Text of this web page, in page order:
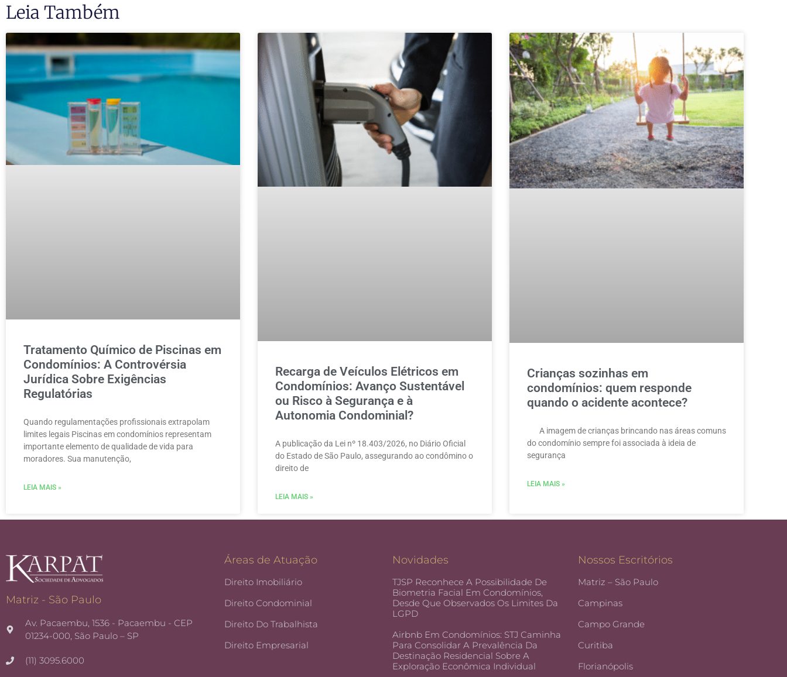
Leia Também
Tratamento Químico de Piscinas em
Condomínios: A Controvérsia
Jurídica Sobre Exigências
Regulatórias
Quando regulamentações profissionais extrapolam
limites legais Piscinas em condomínios representam
importante elemento de qualidade de vida para
moradores. Sua manutenção,
LEIA MAIS »
Recarga de Veículos Elétricos em
Condomínios: Avanço Sustentável
ou Risco à Segurança e à
Autonomia Condominial?
A publicação da Lei nº 18.403/2026, no Diário Oficial
do Estado de São Paulo, assegurando ao condômino o
direito de
LEIA MAIS »
Crianças sozinhas em
condomínios: quem responde
quando o acidente acontece?
A imagem de crianças brincando nas áreas comuns
do condomínio sempre foi associada à ideia de
segurança
LEIA MAIS »
Matriz - São Paulo
Av. Pacaembu, 1536 - Pacaembu - CEP
01234-000, São Paulo – SP
(11) 3095.6000
Áreas de Atuação
Direito Imobiliário
Direito Condominial
Direito Do Trabalhista
Direito Empresarial
Novidades
TJSP Reconhece A Possibilidade De
Biometria Facial Em Condomínios,
Desde Que Observados Os Limites Da
LGPD
Airbnb Em Condomínios: STJ Caminha
Para Consolidar A Prevalência Da
Destinação Residencial Sobre A
Exploração Econômica Individual
Nossos Escritórios
Matriz – São Paulo
Campinas
Campo Grande
Curitiba
Florianópolis